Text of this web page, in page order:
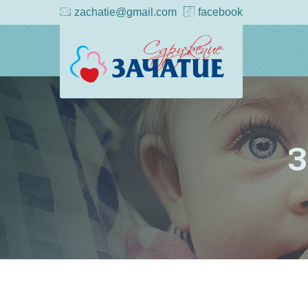
zachatie@gmail.com facebook